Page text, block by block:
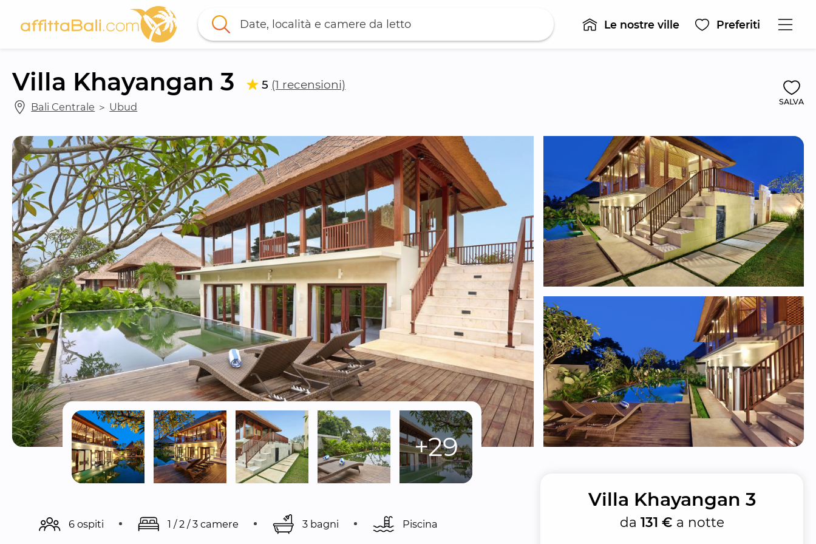
Date, località e camere da letto Le nostre ville Preferiti
Villa Khayangan 3 5 (1 recensioni)
Bali Centrale ＞ Ubud SALVA
+29
6 ospiti 1 / 2 / 3 camere 3 bagni Piscina
Villa Khayangan 3
da 131 € a notte